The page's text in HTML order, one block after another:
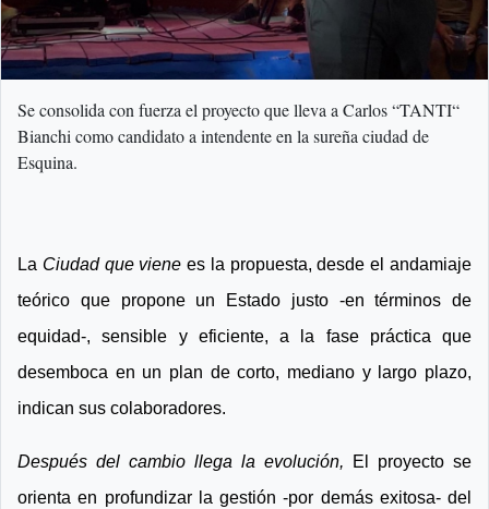
Se consolida con fuerza el proyecto que lleva a Carlos “TANTI“
Bianchi como candidato a intendente en la sureña ciudad de
Esquina.
La Ciudad que viene es la propuesta, desde el andamiaje
teórico que propone un Estado justo -en términos de
equidad-, sensible y eficiente, a la fase práctica que
desemboca en un plan de corto, mediano y largo plazo,
indican sus colaboradores.
Después del cambio llega la evolución, El proyecto se
orienta en profundizar la gestión -por demás exitosa- del